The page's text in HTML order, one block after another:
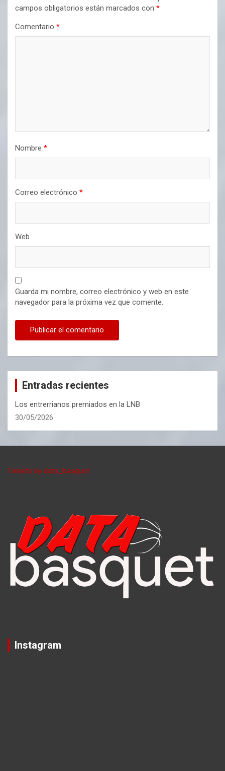
campos obligatorios están marcados con *
Comentario *
Nombre *
Correo electrónico *
Web
Guarda mi nombre, correo electrónico y web en este
navegador para la próxima vez que comente.
Entradas recientes
Los entrerrianos premiados en la LNB
30/05/2026
Tweets by data_basquet
Instagram